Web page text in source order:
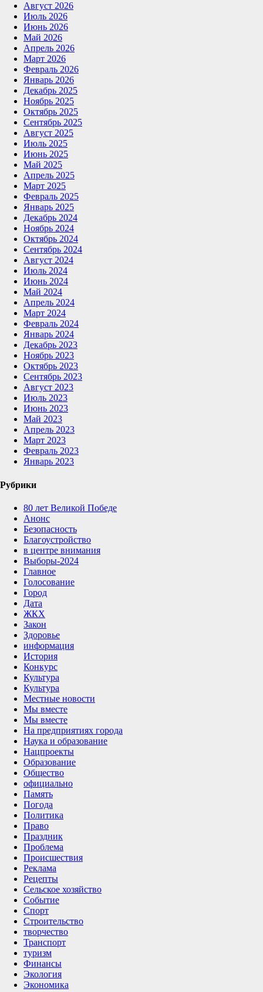
Август 2026
Июль 2026
Июнь 2026
Май 2026
Апрель 2026
Март 2026
Февраль 2026
Январь 2026
Декабрь 2025
Ноябрь 2025
Октябрь 2025
Сентябрь 2025
Август 2025
Июль 2025
Июнь 2025
Май 2025
Апрель 2025
Март 2025
Февраль 2025
Январь 2025
Декабрь 2024
Ноябрь 2024
Октябрь 2024
Сентябрь 2024
Август 2024
Июль 2024
Июнь 2024
Май 2024
Апрель 2024
Март 2024
Февраль 2024
Январь 2024
Декабрь 2023
Ноябрь 2023
Октябрь 2023
Сентябрь 2023
Август 2023
Июль 2023
Июнь 2023
Май 2023
Апрель 2023
Март 2023
Февраль 2023
Январь 2023
Рубрики
80 лет Великой Победе
Анонс
Безопасность
Благоустройство
в центре внимания
Выборы-2024
Главное
Голосование
Город
Дата
ЖКХ
Закон
Здоровье
информация
История
Конкурс
Культура
Культура
Местные новости
Мы вместе
Мы вместе
На предприятиях города
Наука и образование
Нацпроекты
Образование
Общество
официально
Память
Погода
Политика
Право
Праздник
Проблема
Происшествия
Реклама
Рецепты
Сельское хозяйство
Событие
Спорт
Строительство
творчество
Транспорт
туризм
Финансы
Экология
Экономика